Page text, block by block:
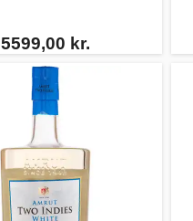
5599,00 kr.